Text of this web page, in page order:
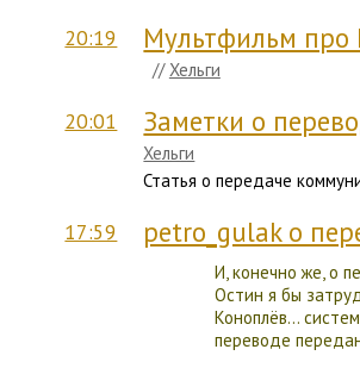
20:19 Мультфильм про
//Хельги
20:01 Заметки о
Хельги
Статья о передаче
17:59 petro_gulak о
И, конечно же, о
Остин я бы
Коноплёв…
переводе